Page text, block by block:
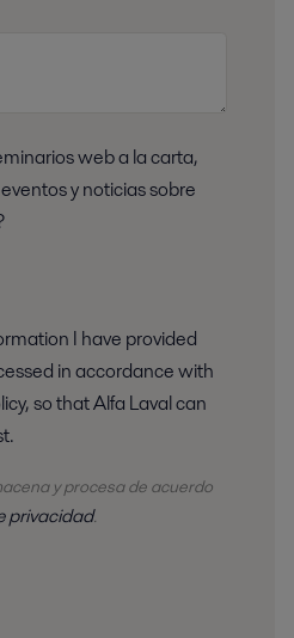
web a la carta,
y noticias sobre
in accordance with
so that Alfa Laval can
y procesa de acuerdo
privacidad.